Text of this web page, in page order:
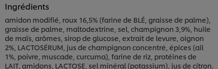
Ingrédients
amidon modifié, roux 16,5% (farine de BLÉ, graisse de palme),
graisse de palme, maltodextrine, sel, champignon 3,9%, huile
de maïs, arômes, sirop de glucose, extrait de levure, oignon
2%, LACTOSÉRUM, jus de champignon concentré, épices (ail
1%, poivre, muscade, curcuma), farine de riz, protéines de
LAIT, amidons, LACTOSE, sel minéral (potassium), jus de citron.